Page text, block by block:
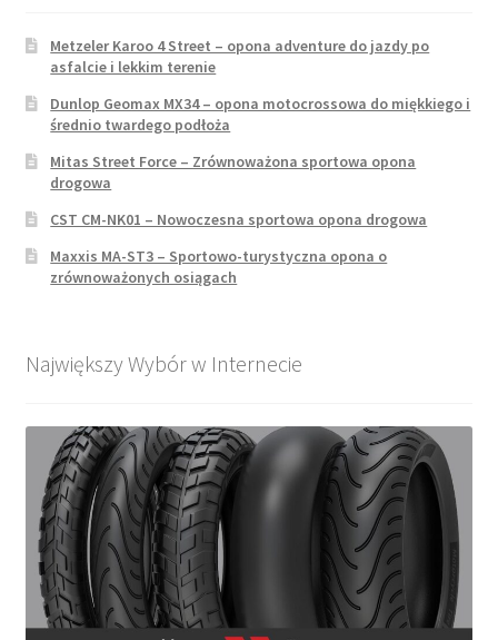
Metzeler Karoo 4 Street – opona adventure do jazdy po
asfalcie i lekkim terenie
Dunlop Geomax MX34 – opona motocrossowa do miękkiego i
średnio twardego podłoża
Mitas Street Force – Zrównoważona sportowa opona
drogowa
CST CM-NK01 – Nowoczesna sportowa opona drogowa
Maxxis MA-ST3 – Sportowo-turystyczna opona o
zrównoważonych osiągach
Największy Wybór w Internecie